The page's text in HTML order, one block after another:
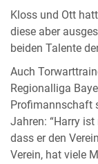
Kloss und Ott
diese aber
beiden Talente
Auch
Regionalliga
Profimannschaft
Jahren: “Harry
dass er den
Verein, hat viele